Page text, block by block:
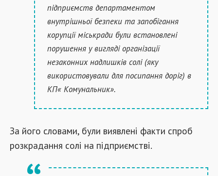
підприємств департаментом
внутрішньої безпеки та запобігання
корупції міськради були встановлені
порушення у вигляді організації
незаконних надлишків солі (яку
використовували для посипання доріг) в
КП« Комунальник».
За його словами, були виявлені факти спроб
розкрадання солі на підприємстві.